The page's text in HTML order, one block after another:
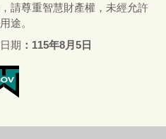
請尊重智慧財產權，未經允許
途。
期 115年8月5日